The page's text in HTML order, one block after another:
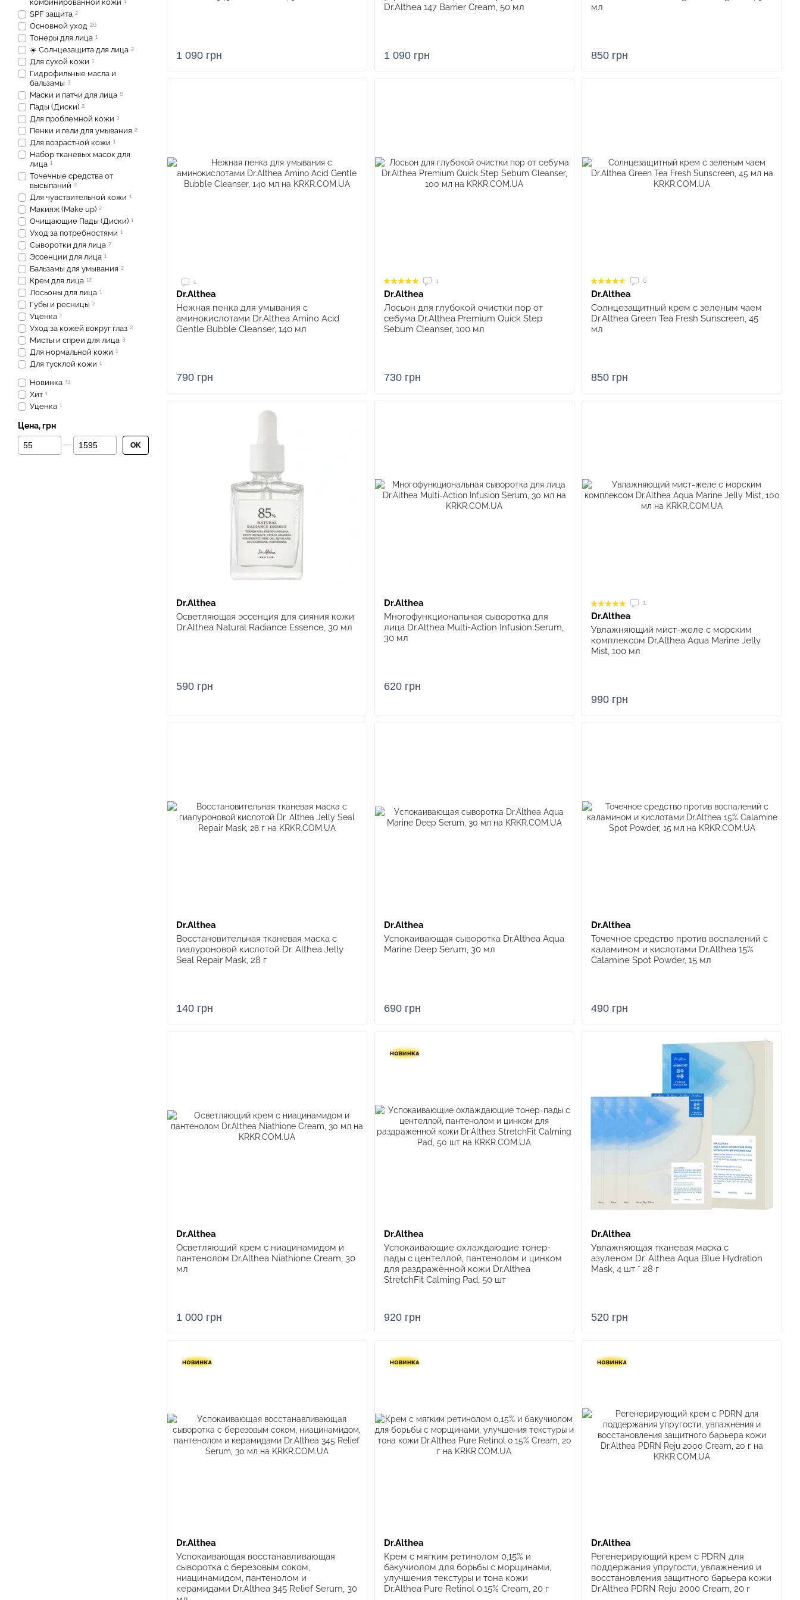
бренда — гидрофильный бальзам для очищения — приобрел вирусную популярность в TikTok благодаря
1 090 грн
Dr.Althea 147 Barrier Cream, 50 мл
1 090 грн
мл
850 грн
1
Dr.Althea
Нежная пенка для умывания с
аминокислотами Dr.Althea Amino Acid
Gentle Bubble Cleanser, 140 мл
790 грн
1
Dr.Althea
Лосьон для глубокой очистки пор от
себума Dr.Althea Premium Quick Step
Sebum Cleanser, 100 мл
730 грн
6
Dr.Althea
Солнцезащитный крем с зеленым чаем
Dr.Althea Green Tea Fresh Sunscreen, 45
мл
850 грн
Dr.Althea
Осветляющая эссенция для сияния кожи
Dr.Althea Natural Radiance Essence, 30 мл
590 грн
Dr.Althea
Многофункциональная сыворотка для
лица Dr.Althea Multi-Action Infusion Serum,
30 мл
620 грн
1
Dr.Althea
Увлажняющий мист-желе с морским
комплексом Dr.Althea Aqua Marine Jelly
Mist, 100 мл
990 грн
Dr.Althea
Восстановительная тканевая маска с
гиалуроновой кислотой Dr. Althea Jelly
Seal Repair Mask, 28 г
140 грн
Dr.Althea
Успокаивающая сыворотка Dr.Althea Aqua
Marine Deep Serum, 30 мл
690 грн
Dr.Althea
Точечное средство против воспалений с
каламином и кислотами Dr.Althea 15%
Calamine Spot Powder, 15 мл
490 грн
Dr.Althea
Осветляющий крем с ниацинамидом и
пантенолом Dr.Althea Niathione Cream, 30
мл
1 000 грн
Dr.Althea
Успокаивающие охлаждающие тонер-
пады с центеллой, пантенолом и цинком
для раздражённой кожи Dr.Althea
StretchFit Calming Pad, 50 шт
920 грн
Dr.Althea
Увлажняющая тканевая маска с
азуленом Dr. Althea Aqua Blue Hydration
Mask, 4 шт * 28 г
520 грн
Dr.Althea
Успокаивающая восстанавливающая
сыворотка с березовым соком,
ниацинамидом, пантенолом и
керамидами Dr.Althea 345 Relief Serum, 30
Dr.Althea
Крем с мягким ретинолом 0,15% и
бакучиолом для борьбы с морщинами,
улучшения текстуры и тона кожи
Dr.Althea Pure Retinol 0.15% Cream, 20 г
Dr.Althea
Регенерирующий крем с PDRN для
поддержания упругости, увлажнения и
восстановления защитного барьера кожи
Dr.Althea PDRN Reju 2000 Cream, 20 г
комбинированной кожи
SPF защита 2
Основной уход 26
Тонеры для лица 1
☀️ Солнцезащита для лица 2
Для сухой кожи 1
Гидрофильные масла и
бальзамы 3
Маски и патчи для лица 6
Пады (Диски) 2
Для проблемной кожи 1
Пенки и гели для умывания 2
Для возрастной кожи 1
Набор тканевых масок для
лица 1
Точечные средства от
высыпаний 2
Для чувствительной кожи 1
Макияж (Make up) 2
Очищающие Пады (Диски) 1
Уход за потребностями 1
Сыворотки для лица 7
Эссенции для лица 1
Бальзамы для умывания 2
Крем для лица 12
Лосьоны для лица 1
Губы и ресницы 2
Уценка 1
Уход за кожей вокруг глаз 2
Мисты и спреи для лица 3
Для нормальной кожи 1
Для тусклой кожи 1
Новинка 13
Хит 1
Уценка 1
Цена, грн
От Цена, грн
До Цена, грн OK